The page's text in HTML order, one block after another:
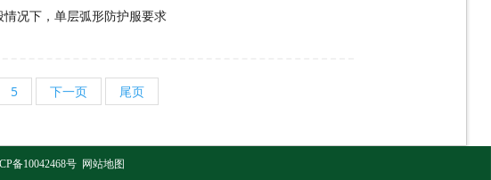
况下，单层弧形防护服要求
5 下一页 尾页
备10042468号 网站地图